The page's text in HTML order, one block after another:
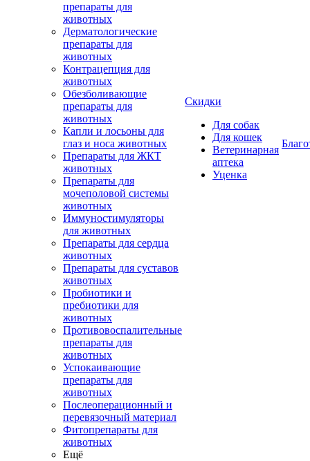
препараты для
животных
Дерматологические
препараты для
животных
Контрацепция для
животных
Обезболивающие
препараты для
животных
Капли и лосьоны для
глаз и носа животных
Препараты для ЖКТ
животных
Препараты для
мочеполовой системы
животных
Иммуностимуляторы
для животных
Препараты для сердца
животных
Препараты для суставов
животных
Пробиотики и
пребиотики для
животных
Противовоспалительные
препараты для
животных
Успокаивающие
препараты для
животных
Послеоперационный и
перевязочный материал
Фитопрепараты для
животных
Ещё
Скидки
Для собак
Для кошек
Ветеринарная
аптека
Уценка